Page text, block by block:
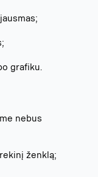
grafiku.
nebus
ženklą;